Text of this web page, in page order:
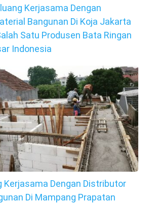
Kerjasama Dengan
Bangunan Di Koja Jakarta
Satu Produsen Bata Ringan
Indonesia
Kerjasama Dengan Distributor
Di Mampang Prapatan